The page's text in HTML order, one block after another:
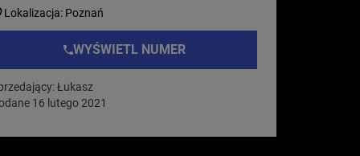
Lokalizacja: Poznań
WYŚWIETL NUMER
Łukasz
16 lutego 2021